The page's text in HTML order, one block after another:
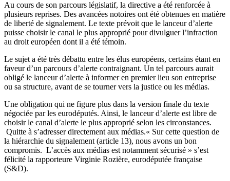
Au cours de son parcours législatif, la directive a été renforcée à
plusieurs reprises. Des avancées notoires ont été obtenues en matière
de liberté de signalement. Le texte prévoit que le lanceur d’alerte
puisse choisir le canal le plus approprié pour divulguer l’infraction
au droit européen dont il a été témoin.
Le sujet a été très débattu entre les élus européens, certains étant en
faveur d’un parcours d’alerte contraignant. Un tel parcours aurait
obligé le lanceur d’alerte à informer en premier lieu son entreprise
ou sa structure, avant de se tourner vers la justice ou les médias.
Une obligation qui ne figure plus dans la version finale du texte
négociée par les eurodéputés. Ainsi, le lanceur d’alerte est libre de
choisir le canal d’alerte le plus approprié selon les circonstances.
Quitte à s’adresser directement aux médias.« Sur cette question de
la hiérarchie du signalement (article 13), nous avons un bon
compromis. L’accès aux médias est notamment sécurisé » s’est
félicité la rapporteure Virginie Rozière, eurodéputée française
(S&D).